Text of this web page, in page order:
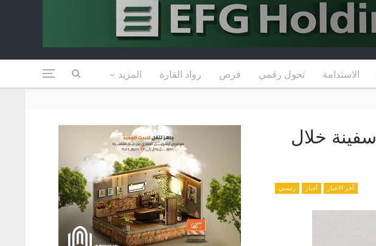
الاستدامة تحول رقمي فرص رواد القارة المزيد
ارتفاع متوسط العبور اليومي في قناة السويس إلى 68 سفينة خلال
آخر الاخبار أخبار رئيسي